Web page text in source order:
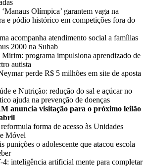
Olímpica’ garantem vaga na
e pódio histórico em competições fora do
acompanha atendimento social a famílias
2000 na Suhab
programa impulsiona aprendizado de
autista
perde R$ 5 milhões em site de aposta
e Nutrição: redução do sal e açúcar no
ajuda na prevenção de doenças
anuncia visitação para o próximo leilão
forma de acesso às Unidades
Móvel
punições o adolescente que atacou escola
4: inteligência artificial mente para completar